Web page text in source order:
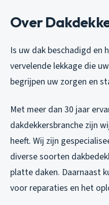
Over
Is uw dak beschadigd en
vervelende lekkage die
begrijpen uw zorgen en
Met meer dan 30 jaar
dakdekkersbranche zijn
heeft. Wij zijn
diverse soorten
platte daken. Daarnaast
voor reparaties en het